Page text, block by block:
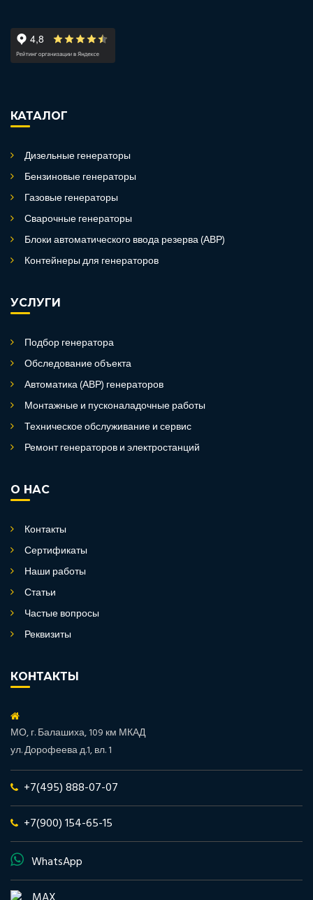
КАТАЛОГ
Дизельные генераторы
Бензиновые генераторы
Газовые генераторы
Сварочные генераторы
Блоки автоматического ввода резерва (АВР)
Контейнеры для генераторов
УСЛУГИ
Подбор генератора
Обследование объекта
Автоматика (АВР) генераторов
Монтажные и пусконаладочные работы
Техническое обслуживание и сервис
Ремонт генераторов и электростанций
О НАС
Контакты
Сертификаты
Наши работы
Статьи
Частые вопросы
Реквизиты
КОНТАКТЫ
МО, г. Балашиха, 109 км МКАД
ул. Дорофеева д.1, вл. 1
+7(495) 888-07-07
+7(900) 154-65-15
WhatsApp